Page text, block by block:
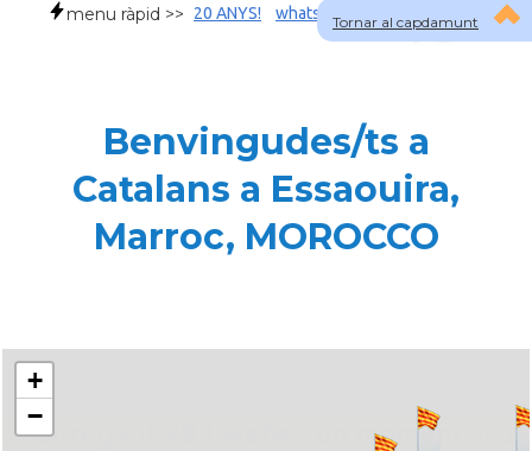
Tornar al capdamunt
menu ràpid >> 20 ANYS! whatsapp
Benvingudes/ts a
Catalans a Essaouira,
Marroc, MOROCCO
... carregant 484 webs... un moment si us
+
−